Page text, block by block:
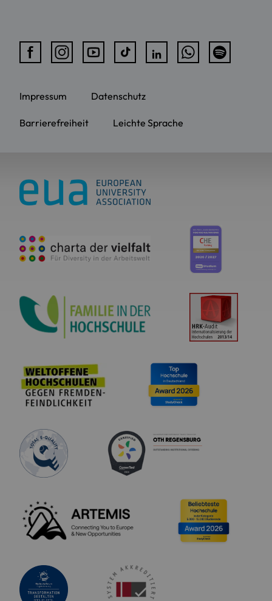
Impressum Datenschutz
Barrierefreiheit Leichte Sprache